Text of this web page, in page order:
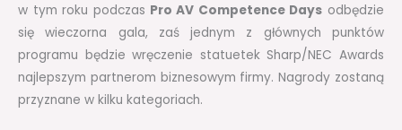
w tym roku podczas Pro AV Competence Days odbędzie
się wieczorna gala, zaś jednym z głównych punktów
programu będzie wręczenie statuetek Sharp/NEC Awards
najlepszym partnerom biznesowym firmy. Nagrody zostaną
przyznane w kilku kategoriach.